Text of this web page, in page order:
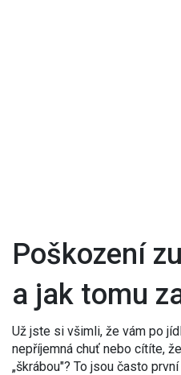
Poškození
a jak tomu
Už jste si všimli, že vám po
nepříjemná chuť nebo cítíte,
„škrábou"? To jsou často